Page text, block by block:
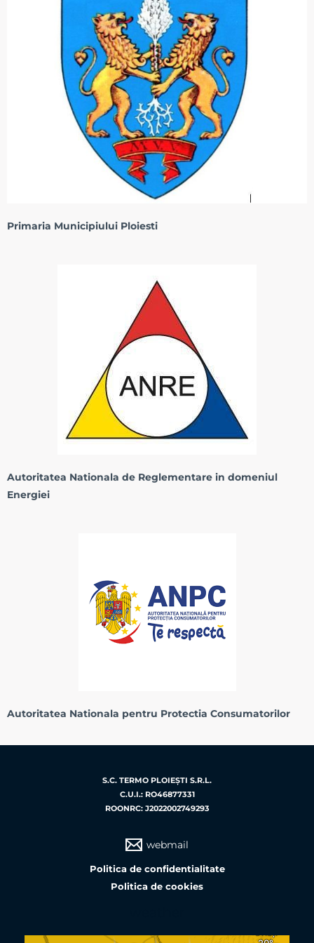
Primaria Municipiului Ploiesti
Autoritatea Nationala de Reglementare in domeniul
Energiei
Autoritatea Nationala pentru Protectia Consumatorilor
S.C. TERMO PLOIEŞTI S.R.L.
C.U.I.: RO46877331
ROONRC: J2022002749293
webmail
Politica de confidentialitate
Politica de cookies